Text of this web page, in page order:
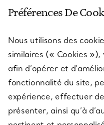
SERVICES
À PROPOS
Préférences De
Nous utilisons des
similaires (« Cookies »),
afin d’opérer et
fonctionnalité du site,
expérience, effectuer
présenter, ainsi qu’à